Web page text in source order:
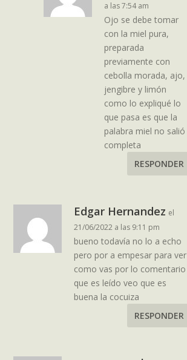
a las 7:54 am
Ojo se debe tomar
con la miel pura,
preparada
previamente con
cebolla morada, ajo,
jengibre y limón
como lo expliqué lo
que pasa es que la
palabra miel no salió
completa
RESPONDER
Edgar Hernandez el
21/06/2022 a las 9:11 pm
bueno todavía no lo a echo
pero por a empesar para ver
como vas por lo comentario
que es leído veo que es
buena la cocuiza
RESPONDER